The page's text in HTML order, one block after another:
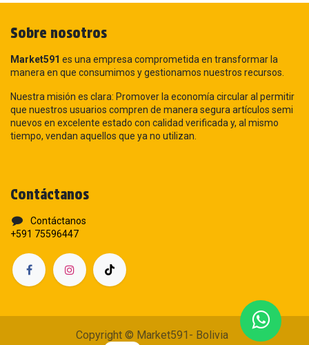
Sobre nosotros
Market591 es una empresa comprometida en transformar la
manera en que consumimos y gestionamos nuestros recursos.
Nuestra misión es clara: Promover la economía circular al permitir
que nuestros usuarios compren de manera segura artículos semi
nuevos en excelente estado con calidad verificada y, al mismo
tiempo, vendan aquellos que ya no utilizan.
Contáctanos
Contáctanos
+591 75596447
Copyright © Market591- Bolivia